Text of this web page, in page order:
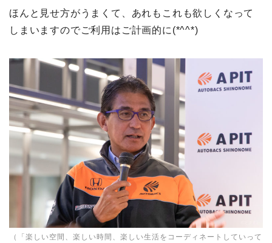
ほんと見せ方がうまくて、あれもこれも欲しくなって
しまいますのでご利用はご計画的に(*^^*)
（「楽しい空間、楽しい時間、楽しい生活をコーディネートしていって